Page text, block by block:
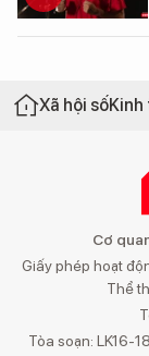
Xã hội sốKinh
Cơ
Giấy phép hoạt
Thể
Tòa soạn: LK16-